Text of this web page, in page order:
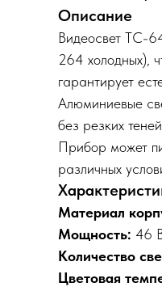
Описание
Видеосвет TC-
264 холодных),
гарантирует
Алюминиевые
без резких
Прибор может
различных
Материал
Мощность: 46
Количество
Цветовая